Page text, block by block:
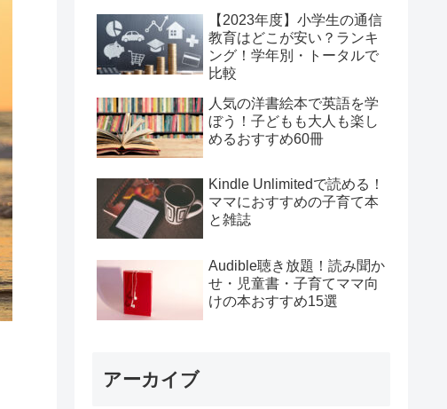
【2023年度】小学生の通信
教育はどこが安い？ランキ
ング！学年別・トータルで
比較
人気の洋書絵本で英語を学
ぼう！子どもも大人も楽し
めるおすすめ60冊
Kindle Unlimitedで読める！
ママにおすすめの子育て本
と雑誌
Audible聴き放題！読み聞か
せ・児童書・子育てママ向
けの本おすすめ15選
アーカイブ